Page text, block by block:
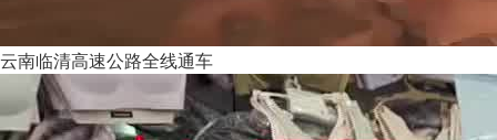
云南临清高速公路全线通车